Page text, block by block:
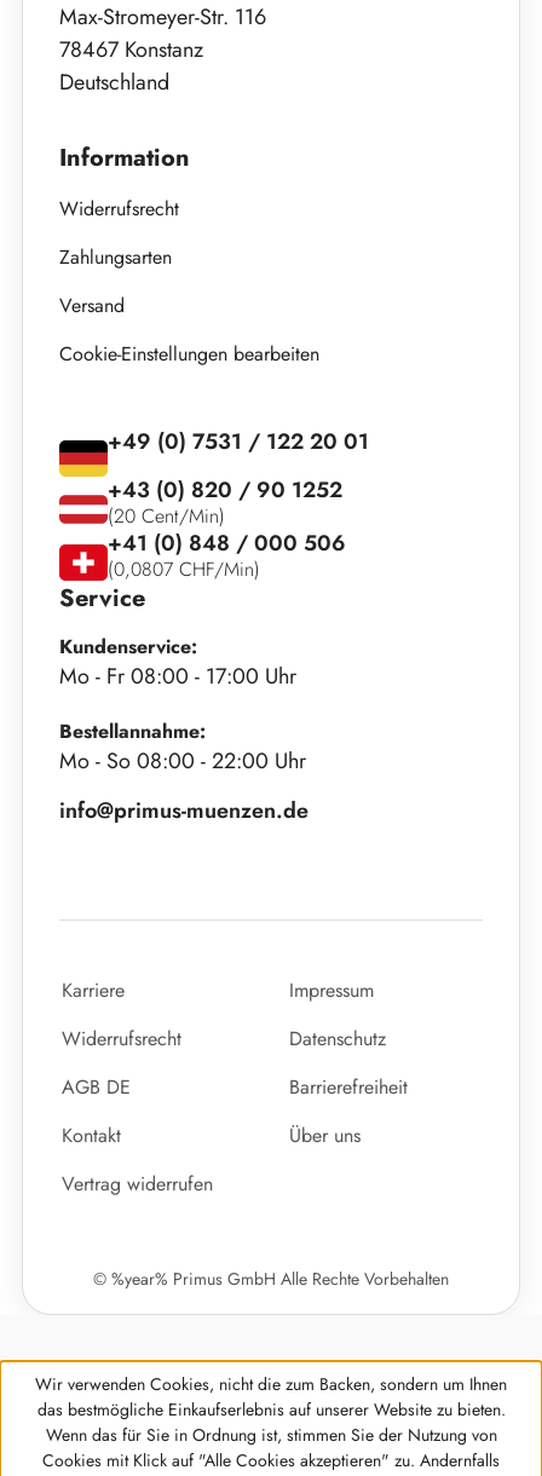
Max-Stromeyer-Str. 116
78467 Konstanz
Deutschland
Information
Widerrufsrecht
Zahlungsarten
Versand
Cookie-Einstellungen bearbeiten
Service
Kundenservice:
Mo - Fr 08:00 - 17:00 Uhr
Bestellannahme:
Mo - So 08:00 - 22:00 Uhr
info@primus-muenzen.de
+49 (0) 7531 / 122 20 01
+43 (0) 820 / 90 1252
(20 Cent/Min)
+41 (0) 848 / 000 506
(0,0807 CHF/Min)
Karriere
Impressum
Widerrufsrecht
Datenschutz
AGB DE
Barrierefreiheit
Kontakt
Über uns
Vertrag widerrufen
© %year% Primus GmbH Alle Rechte Vorbehalten
Wir verwenden Cookies, nicht die zum Backen, sondern um Ihnen
das bestmögliche Einkaufserlebnis auf unserer Website zu bieten.
Wenn das für Sie in Ordnung ist, stimmen Sie der Nutzung von
Cookies mit Klick auf "Alle Cookies akzeptieren" zu. Andernfalls